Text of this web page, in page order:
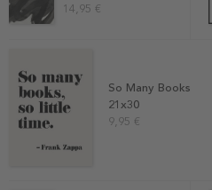
14,95 €
So Many Books
21x30
9,95 €